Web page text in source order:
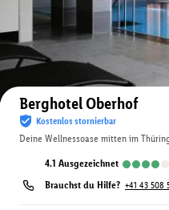
Berghotel Oberhof
Kostenlos stornierbar
Deine Wellnessoase mitten im
4.1 ausgezeichnet
Brauchst du Hilfe? +41 43 508